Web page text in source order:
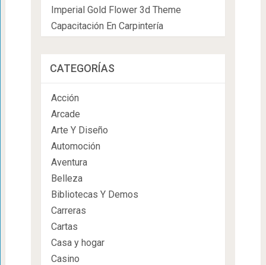
Imperial Gold Flower 3d Theme
Capacitación En Carpintería
CATEGORÍAS
Acción
Arcade
Arte Y Diseño
Automoción
Aventura
Belleza
Bibliotecas Y Demos
Carreras
Cartas
Casa y hogar
Casino